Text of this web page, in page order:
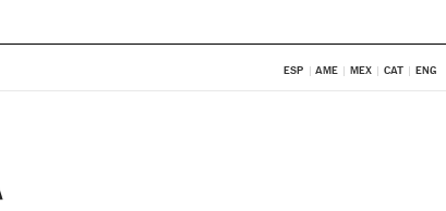
ESP AME MEX CAT ENG